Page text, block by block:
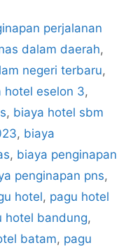
perjalanan
dalam daerah,
negeri terbaru,
hotel eselon 3,
, biaya hotel sbm
, biaya
, biaya penginapan
penginapan pns,
hotel, pagu hotel
hotel bandung,
batam, pagu